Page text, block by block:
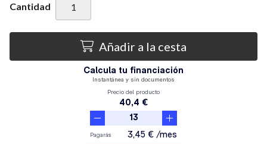
Cantidad
Añadir a la cesta